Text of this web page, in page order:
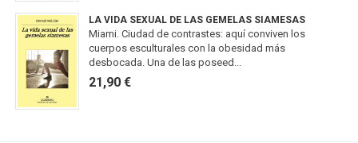
LA VIDA SEXUAL DE LAS GEMELAS SIAMESAS
Miami. Ciudad de contrastes: aquí conviven los
cuerpos esculturales con la obesidad más
desbocada. Una de las poseed...
21,90 €